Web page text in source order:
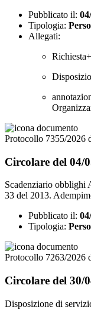
Pubblicato il:
Tipologia:
Allegati:
Protocollo 7355/2026
Circolare del 04/
Scadenziario obblighi
33 del 2013.
Pubblicato il:
Tipologia:
Protocollo 7263/2026
Circolare del 30/
Disposizione di